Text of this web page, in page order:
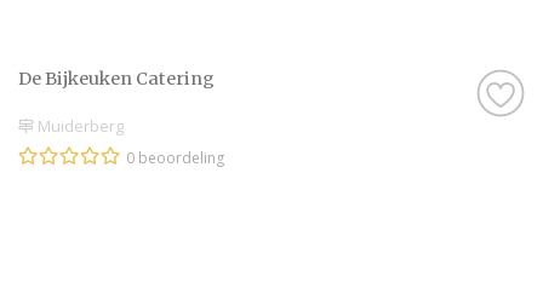
De Bijkeuken Catering
Muiderberg
0 beoordeling